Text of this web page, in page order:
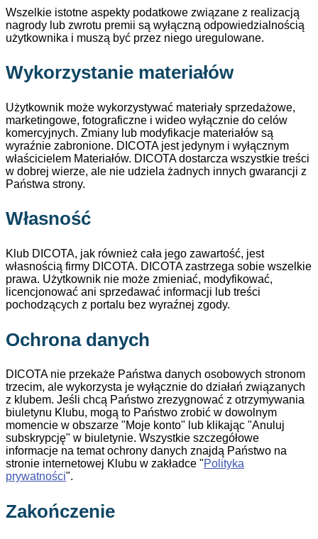
Wszelkie istotne aspekty podatkowe związane z realizacją
nagrody lub zwrotu premii są wyłączną odpowiedzialnością
użytkownika i muszą być przez niego uregulowane.
Wykorzystanie materiałów
Użytkownik może wykorzystywać materiały sprzedażowe,
marketingowe, fotograficzne i wideo wyłącznie do celów
komercyjnych. Zmiany lub modyfikacje materiałów są
wyraźnie zabronione. DICOTA jest jedynym i wyłącznym
właścicielem Materiałów. DICOTA dostarcza wszystkie treści
w dobrej wierze, ale nie udziela żadnych innych gwarancji z
Państwa strony.
Własność
Klub DICOTA, jak również cała jego zawartość, jest
własnością firmy DICOTA. DICOTA zastrzega sobie wszelkie
prawa. Użytkownik nie może zmieniać, modyfikować,
licencjonować ani sprzedawać informacji lub treści
pochodzących z portalu bez wyraźnej zgody.
Ochrona danych
DICOTA nie przekaże Państwa danych osobowych stronom
trzecim, ale wykorzysta je wyłącznie do działań związanych
z klubem. Jeśli chcą Państwo zrezygnować z otrzymywania
biuletynu Klubu, mogą to Państwo zrobić w dowolnym
momencie w obszarze "Moje konto" lub klikając "Anuluj
subskrypcję" w biuletynie. Wszystkie szczegółowe
informacje na temat ochrony danych znajdą Państwo na
stronie internetowej Klubu w zakładce "Polityka
prywatności".
Zakończenie